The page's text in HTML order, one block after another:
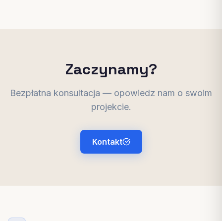
Zaczynamy?
Bezpłatna konsultacja — opowiedz nam o swoim
projekcie.
Kontakt